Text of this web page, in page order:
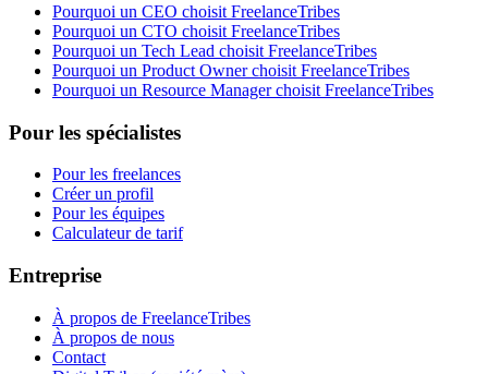
Pourquoi un CEO choisit FreelanceTribes
Pourquoi un CTO choisit FreelanceTribes
Pourquoi un Tech Lead choisit FreelanceTribes
Pourquoi un Product Owner choisit FreelanceTribes
Pourquoi un Resource Manager choisit FreelanceTribes
Pour les spécialistes
Pour les freelances
Créer un profil
Pour les équipes
Calculateur de tarif
Entreprise
À propos de FreelanceTribes
À propos de nous
Contact